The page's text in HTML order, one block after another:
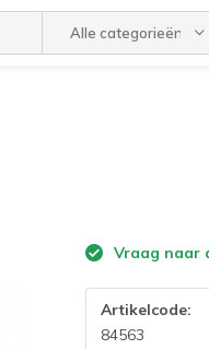
Alle categorieën
Vraag naar
Artikelcode:
84563